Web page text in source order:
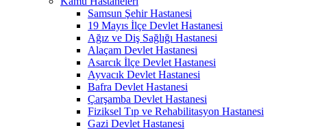
Samsun Şehir Hastanesi
19 Mayıs İlçe Devlet Hastanesi
Ağız ve Diş Sağlığı Hastanesi
Alaçam Devlet Hastanesi
Asarcık İlçe Devlet Hastanesi
Ayvacık Devlet Hastanesi
Bafra Devlet Hastanesi
Çarşamba Devlet Hastanesi
Fiziksel Tıp ve Rehabilitasyon Hastanesi
Gazi Devlet Hastanesi